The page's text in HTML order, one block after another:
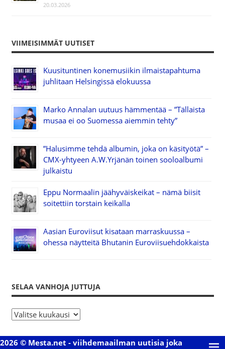
20.03.2026
VIIMEISIMMÄT UUTISET
Kuusituntinen konemusiikin ilmaistapahtuma
juhlitaan Helsingissä elokuussa
Marko Annalan uutuus hämmentää – ”Tällaista
musaa ei oo Suomessa aiemmin tehty”
”Halusimme tehdä albumin, joka on käsityötä” –
CMX-yhtyeen A.W.Yrjänän toinen sooloalbumi
julkaistu
Eppu Normaalin jäähyväiskeikat – nämä biisit
soitettiin torstain keikalla
Aasian Euroviisut kisataan marraskuussa –
ohessa näytteitä Bhutanin Euroviisuehdokkaista
SELAA VANHOJA JUTTUJA
S
l
2026 © Mesta.net - viihdemaailman uutisia joka